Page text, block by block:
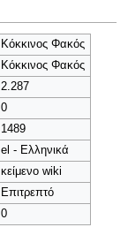
Κόκκινος Φακός
Κόκκινος Φακός
2.287
0
1489
el - Ελληνικά
κείμενο wiki
Επιτρεπτό
0